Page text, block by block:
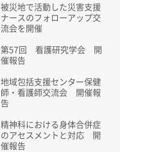
被災地で活動した災害支援
ナースのフォローアップ交
流会を開催
第57回 看護研究学会 開
催報告
地域包括支援センター保健
師・看護師交流会 開催報
告
精神科における身体合併症
のアセスメントと対応 開
催報告